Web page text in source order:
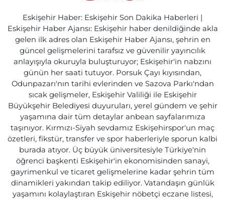
Eskişehir Haber: Eskişehir Son Dakika Haberleri |
Eskişehir Haber Ajansı: Eskişehir haber denildiğinde akla
gelen ilk adres olan Eskişehir Haber Ajansı, şehrin en
güncel gelişmelerini tarafsız ve güvenilir yayıncılık
anlayışıyla okuruyla buluşturuyor; Eskişehir'in nabzını
günün her saati tutuyor. Porsuk Çayı kıyısından,
Odunpazarı'nın tarihi evlerinden ve Sazova Parkı'ndan
sıcak gelişmeler, Eskişehir Valiliği ile Eskişehir
Büyükşehir Belediyesi duyuruları, yerel gündem ve şehir
yaşamına dair tüm detaylar anbean sayfalarımıza
taşınıyor. Kırmızı-Siyah sevdamız Eskişehirspor'un maç
özetleri, fikstür, transfer ve spor haberleriyle sporun kalbi
burada atıyor. Üç büyük üniversitesiyle Türkiye'nin
öğrenci başkenti Eskişehir'in ekonomisinden sanayi,
gayrimenkul ve ticaret gelişmelerine kadar şehrin tüm
dinamikleri yakından takip ediliyor. Vatandaşın günlük
yaşamını kolaylaştıran Eskişehir nöbetçi eczane listesi,